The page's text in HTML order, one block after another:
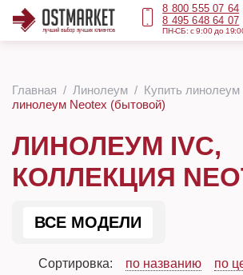
8 800 555 07 64
8 495 648 64 07
ПН-СБ: с 9:00 до
Главная Линолеум Купить линолеум
линолеум Neotex (бытовой)
ЛИНОЛЕУМ IVC,
КОЛЛЕКЦИЯ
ВСЕ МОДЕЛИ
Сортировка: по названию по